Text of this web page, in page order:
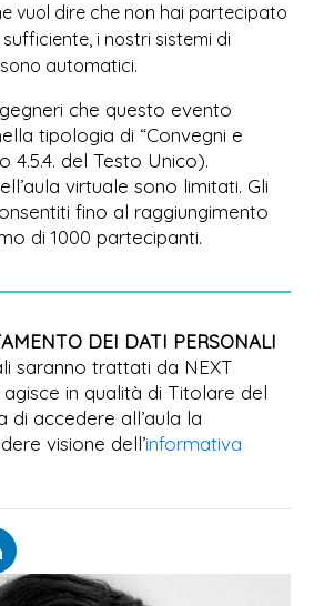
vuol dire che non hai partecipato
i nostri sistemi di
automatici.
che questo evento
tipologia di “Convegni e
4.5.4. del Testo Unico).
virtuale sono limitati. Gli
fino al raggiungimento
di 1000 partecipanti.
DEI DATI PERSONALI
saranno trattati da NEXT
agisce in qualità di Titolare del
di accedere all’aula la
visione dell’informativa